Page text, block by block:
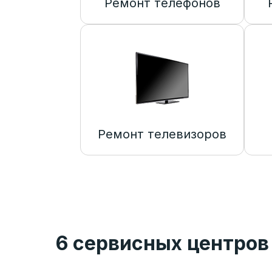
Ремонт телефонов
Ремонт телевизоров
6 сервисных центров